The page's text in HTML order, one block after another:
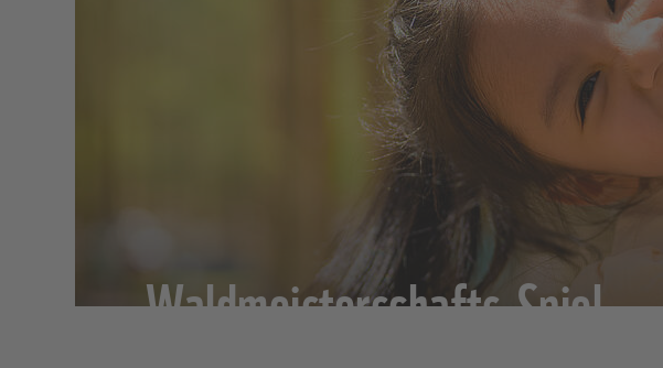
Waldmeisterschafts-Spiel